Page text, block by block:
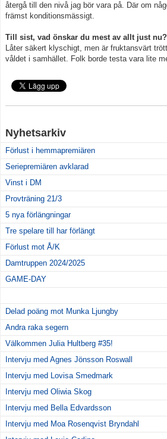
återgå till den nivå jag bör vara på. Där om
främst konditionsmässigt.
Till sist, vad önskar du mest av allt just nu?
Låter säkert klyschigt, men är fruktansvärt
våldet i samhället. Folk borde testa vara lite
Nyhetsarkiv
Förlust i hemmapremiären
Seriepremiären avklarad
Vinst i DM
Provträning 21/3
5 nya förlängningar
Tre spelare till har förlängt
Förlust mot Å/K
Damtruppen 2024/2025
GAME-DAY
Delad poäng mot Munka Ljungby
Andra raka segern
Välkommen Julia Hultberg #35!
Intervju med Agnes Jönsson Roswall
Intervju med Lovisa Smedmark
Intervju med Oliwia Skog
Intervju med Bella Edvardsson
Intervju med Moa Rosenqvist Bryndahl